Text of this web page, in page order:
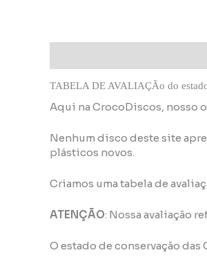
TABELA DE AVALIAÇÃo do
Aqui na CrocoDiscos, nosso
Nenhum disco deste site
plásticos novos.
Criamos uma tabela de
ATENÇÃO: Nossa avaliação
O estado de conservação